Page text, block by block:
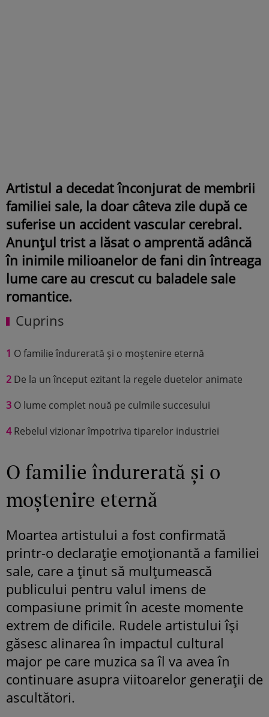
Artistul a decedat înconjurat de membrii
familiei sale, la doar câteva zile după ce
suferise un accident vascular cerebral.
Anunțul trist a lăsat o amprentă adâncă
în inimile milioanelor de fani din întreaga
lume care au crescut cu baladele sale
romantice.
Cuprins
1 O familie îndurerată și o moștenire eternă
2 De la un început ezitant la regele duetelor animate
3 O lume complet nouă pe culmile succesului
4Rebelul vizionar împotriva tiparelor industriei
O familie îndurerată și o
moștenire eternă
Moartea artistului a fost confirmată
printr-o declarație emoționantă a familiei
sale, care a ținut să mulțumească
publicului pentru valul imens de
compasiune primit în aceste momente
extrem de dificile. Rudele artistului își
găsesc alinarea în impactul cultural
major pe care muzica sa îl va avea în
continuare asupra viitoarelor generații de
ascultători.